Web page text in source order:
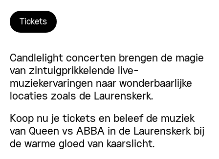
Tickets
Candlelight concerten brengen de magie
van zintuigprikkelende live-
muziekervaringen naar wonderbaarlijke
locaties zoals de Laurenskerk.
Koop nu je tickets en beleef de muziek
van Queen vs ABBA in de Laurenskerk bij
de warme gloed van kaarslicht.